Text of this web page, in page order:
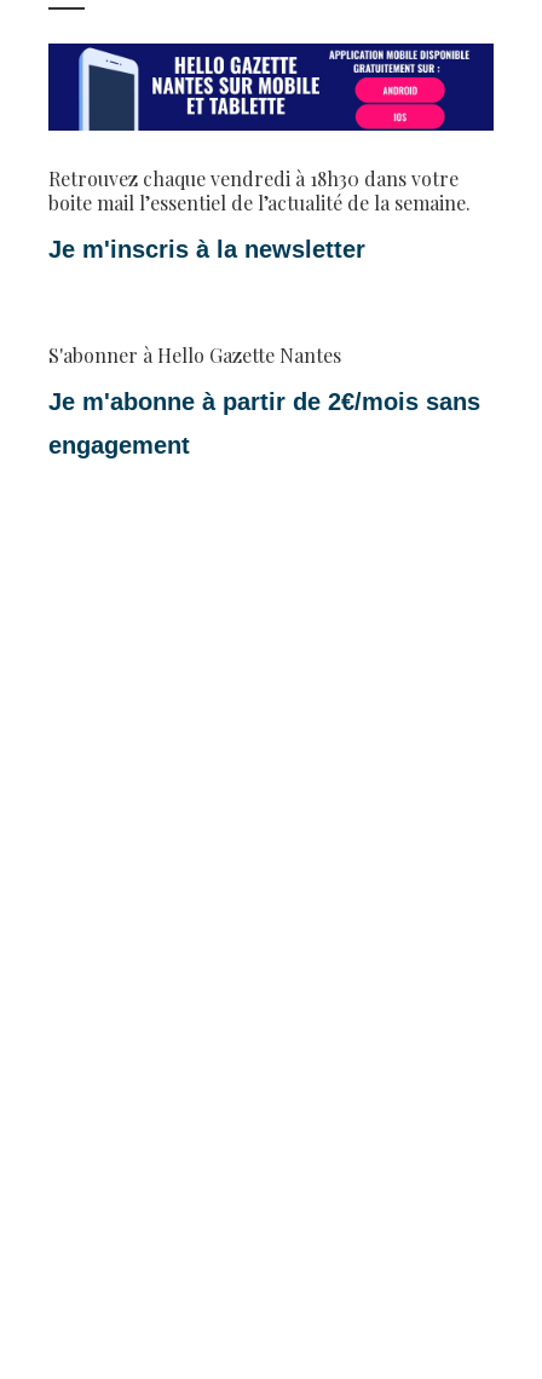
Retrouvez chaque vendredi à 18h30 dans votre
boite mail l’essentiel de l’actualité de la semaine.
Je m'inscris à la newsletter
S'abonner à Hello Gazette Nantes
Je m'abonne à partir de 2€/mois sans
engagement